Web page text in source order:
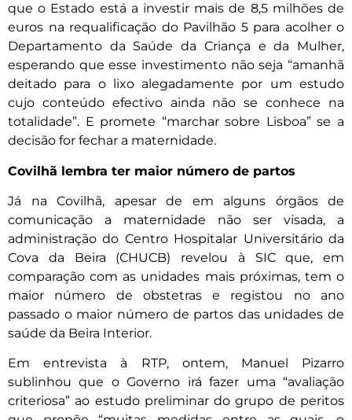
que o Estado está a investir mais de 8,5 milhões de
euros na requalificação do Pavilhão 5 para acolher o
Departamento da Saúde da Criança e da Mulher,
esperando que esse investimento não seja “amanhã
deitado para o lixo alegadamente por um estudo
cujo conteúdo efectivo ainda não se conhece na
totalidade”. E promete “marchar sobre Lisboa” se a
decisão for fechar a maternidade.
Covilhã lembra ter maior número de partos
Já na Covilhã, apesar de em alguns órgãos de
comunicação a maternidade não ser visada, a
administração do Centro Hospitalar Universitário da
Cova da Beira (CHUCB) revelou à SIC que, em
comparação com as unidades mais próximas, tem o
maior número de obstetras e registou no ano
passado o maior número de partos das unidades de
saúde da Beira Interior.
Em entrevista à RTP, ontem, Manuel Pizarro
sublinhou que o Governo irá fazer uma “avaliação
criteriosa” ao estudo preliminar do grupo de peritos